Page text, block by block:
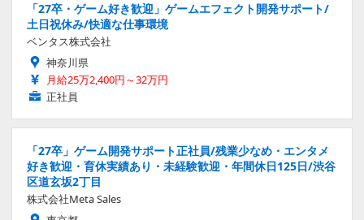
「27卒・ゲーム好き歓迎」ゲームエフェクト開発サポート/
土日祝休み/快適な仕事環境
ベンタス株式会社
神奈川県
月給25万2,400円～32万円
正社員
「27卒」ゲーム開発サポート正社員/残業少なめ・エンタメ
好き歓迎・育休実績あり・未経験歓迎・年間休日125日/渋谷
区道玄坂2丁目
株式会社Meta Sales